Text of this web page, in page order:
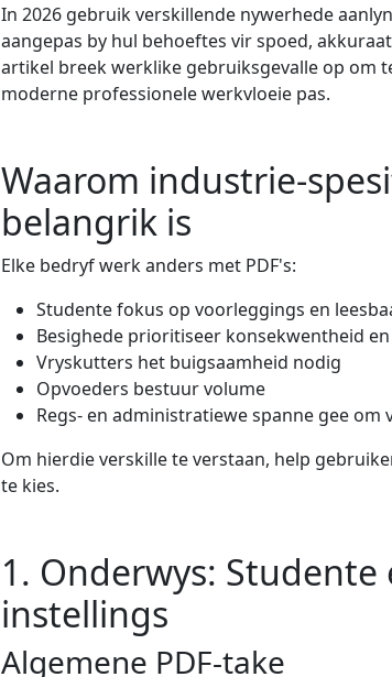
In 2026 gebruik verskillende nywerhede
aangepas by hul behoeftes vir spoed,
artikel breek werklike gebruiksgevalle op om
moderne professionele werkvloeie pas.
Waarom industrie-
belangrik is
Elke bedryf werk anders met PDF's:
Studente fokus op voorleggings en
Besighede prioritiseer konsekwentheid
Vryskutters het buigsaamheid nodig
Opvoeders bestuur volume
Regs- en administratiewe spanne gee
Om hierdie verskille te verstaan, help
te kies.
1. Onderwys: Studente
instellings
Algemene PDF-take